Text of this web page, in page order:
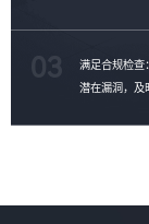
满足合规检查
潜在漏洞，及
03